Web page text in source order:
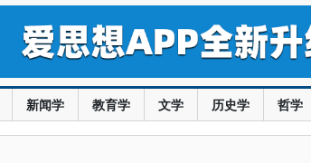
新闻学 教育学 文学 历史学 哲学